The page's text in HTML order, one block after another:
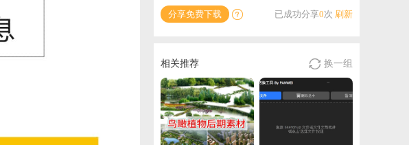
分享免费下载  已成功分享0次 刷新
相关推荐  换一组